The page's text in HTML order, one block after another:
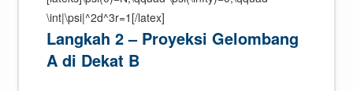
\int|\psi|^2d^3r=1[/latex]
Langkah 2 – Proyeksi Gelombang
A di Dekat B